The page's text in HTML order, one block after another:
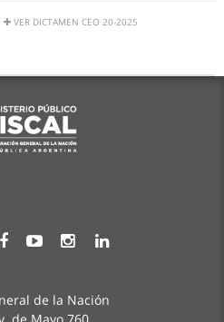
VER DICTAMEN CEO 20-2025
de la Nación